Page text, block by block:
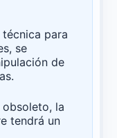
para
se
de
obsoleto, la
tendrá un